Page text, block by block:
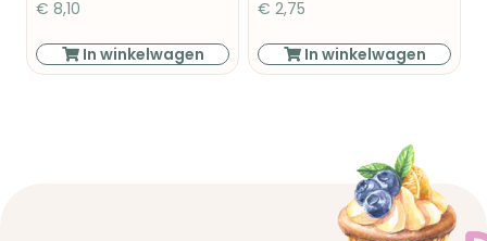
€ 8,10
In winkelwagen
€ 2,75
In winkelwagen